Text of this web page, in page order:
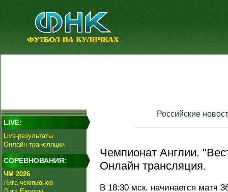
LIVE:
Live-результаты
Онлайн трансляции
СОРЕВНОВАНИЯ:
ЧМ 2026
Лига чемпионов
Российские
Чемпионат Англии.
Онлайн трансляция.
В 18:30 мск. начинается матч